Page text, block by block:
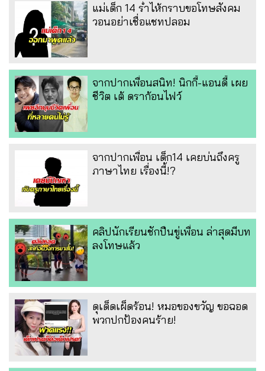
แม่เด็ก 14 ร่ำไห้กราบขอโทษสังคม
วอนอย่าเชื่อแชทปลอม
จากปากเพื่อนสนิท! นิกกี้-แอนดี้ เผย
ชีวิต เต้ ดราก้อนไฟว์
จากปากเพื่อน เด็ก14 เคยบ่นถึงครู
ภาษาไทย เรื่องนี้!?
คลิปนักเรียนชักปืนขู่เพื่อน ล่าสุดมีบท
ลงโทษแล้ว
ดุเด็ดเผ็ดร้อน! หมอของขวัญ ขอฉอด
พวกปกป้องคนร้าย!